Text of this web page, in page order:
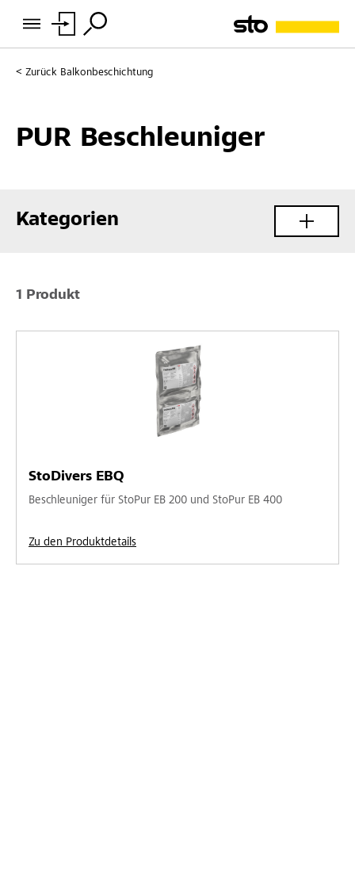
Zurück Balkonbeschichtung
PUR Beschleuniger
Kategorien
1 Produkt
StoDivers EBQ
Beschleuniger für StoPur EB 200 und StoPur EB 400
Zu den Produktdetails